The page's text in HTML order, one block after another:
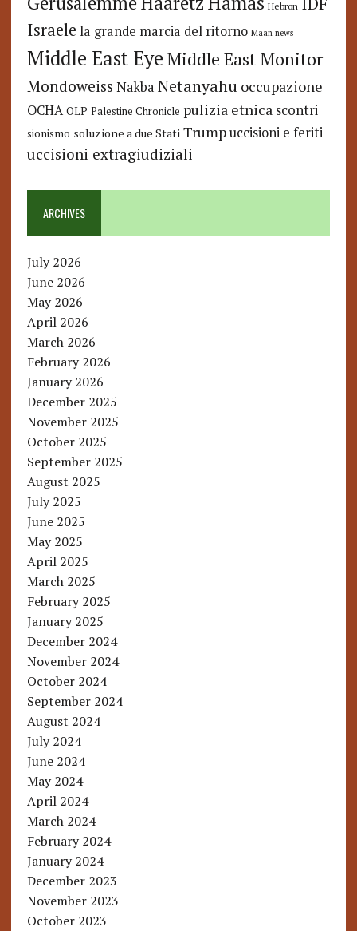
Hebron
Israele la grande marcia del ritorno Maan news
Middle East Eye Middle East Monitor
Mondoweiss Nakba Netanyahu occupazione
OCHA OLP Palestine Chronicle pulizia etnica scontri
sionismo soluzione a due Stati Trump uccisioni e feriti
uccisioni extragiudiziali
ARCHIVES
July 2026
June 2026
May 2026
April 2026
March 2026
February 2026
January 2026
December 2025
November 2025
October 2025
September 2025
August 2025
July 2025
June 2025
May 2025
April 2025
March 2025
February 2025
January 2025
December 2024
November 2024
October 2024
September 2024
August 2024
July 2024
June 2024
May 2024
April 2024
March 2024
February 2024
January 2024
December 2023
November 2023
October 2023